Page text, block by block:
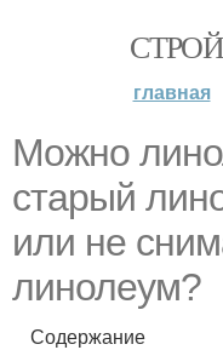
главная
Можно
старый
или не
линолеум?
Содержание